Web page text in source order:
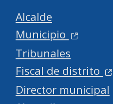
Alcalde
Municipio
Tribunales
Fiscal de distrito
Director municipal